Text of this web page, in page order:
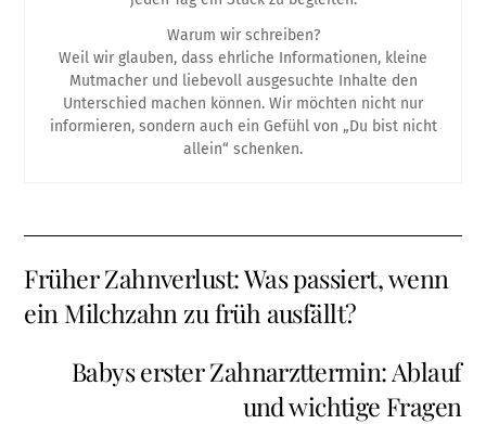
Warum wir schreiben?
Weil wir glauben, dass ehrliche Informationen, kleine
Mutmacher und liebevoll ausgesuchte Inhalte den
Unterschied machen können. Wir möchten nicht nur
informieren, sondern auch ein Gefühl von „Du bist nicht
allein“ schenken.
Früher Zahnverlust: Was passiert, wenn
ein Milchzahn zu früh ausfällt?
Babys erster Zahnarzttermin: Ablauf
und wichtige Fragen